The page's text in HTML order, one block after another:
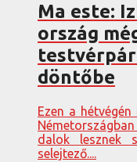
Ma este:
ország
döntőbe
Ezen a
dalok lesznek
selejtező....